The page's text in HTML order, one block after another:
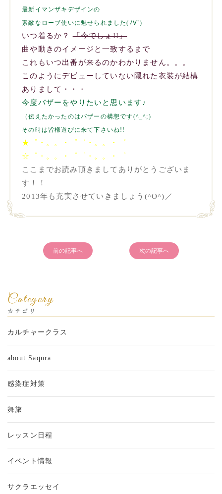
最新イマンザキデザインの
素敵なローブ使いに魅せられました(ﾉ∀`)
いつ着るか？「今でしょ!!」
曲や動きのイメージと一致するまで
これもいつ出番が来るのかわかりません。。。
このようにデビューしていない隠れた衣装が結構
ありまして・・・
今度バザーをやりたいと思います♪
（伝えたかったのはバザーの構想です(^_^;)
その時は皆様遊びに来て下さいね!!
★゜・。。・゜゜・。。・゜
☆゜・。。・゜゜・。。・゜
ここまでお読み頂きましてありがとうございま
す！！
2013年も充実させていきましょう(^O^)／
前の記事へ 次の記事へ
Category
カテゴリ
カルチャークラス
about Saqura
感染症対策
舞旅
レッスン日程
イベント情報
サクラエッセイ